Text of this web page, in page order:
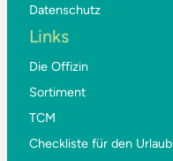
Datenschutz
Links
Die Offizin
Sortiment
TCM
Checkliste für den Urlaub